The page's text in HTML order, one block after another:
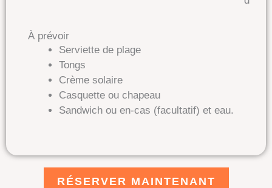
À prévoir
Serviette de plage
Tongs
Crème solaire
Casquette ou chapeau
Sandwich ou en-cas (facultatif) et eau.
RÉSERVER MAINTENANT